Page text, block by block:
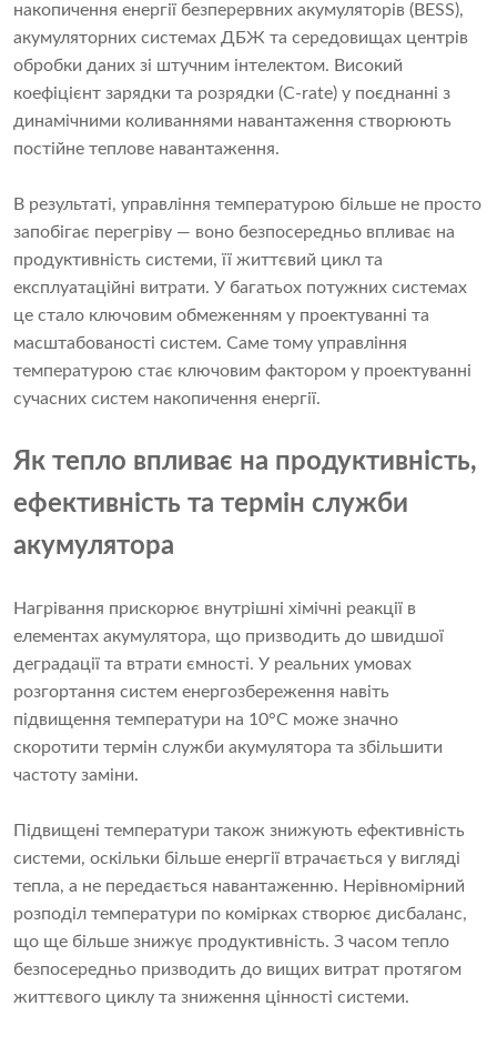
накопичення енергії безперервних акумуляторів (BESS),
акумуляторних системах ДБЖ та середовищах центрів
обробки даних зі штучним інтелектом. Високий
коефіцієнт зарядки та розрядки (C-rate) у поєднанні з
динамічними коливаннями навантаження створюють
постійне теплове навантаження.
В результаті, управління температурою більше не просто
запобігає перегріву — воно безпосередньо впливає на
продуктивність системи, її життєвий цикл та
експлуатаційні витрати. У багатьох потужних системах
це стало ключовим обмеженням у проектуванні та
масштабованості систем. Саме тому управління
температурою стає ключовим фактором у проектуванні
сучасних систем накопичення енергії.
Як тепло впливає на продуктивність,
ефективність та термін служби
акумулятора
Нагрівання прискорює внутрішні хімічні реакції в
елементах акумулятора, що призводить до швидшої
деградації та втрати ємності. У реальних умовах
розгортання систем енергозбереження навіть
підвищення температури на 10°C може значно
скоротити термін служби акумулятора та збільшити
частоту заміни.
Підвищені температури також знижують ефективність
системи, оскільки більше енергії втрачається у вигляді
тепла, а не передається навантаженню. Нерівномірний
розподіл температури по комірках створює дисбаланс,
що ще більше знижує продуктивність. З часом тепло
безпосередньо призводить до вищих витрат протягом
життєвого циклу та зниження цінності системи.